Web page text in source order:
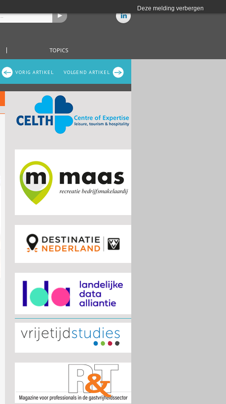
Deze melding verbergen
TOPICS
VOLGEND ARTIKEL
VORIG ARTIKEL